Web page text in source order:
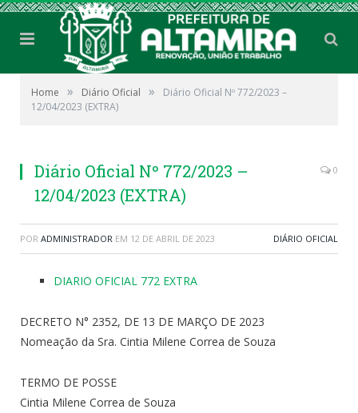
Home » Diário Oficial »
Diário Oficial Nº 772/2023 –
12/04/2023 (EXTRA)
Diário Oficial Nº 772/2023 –
12/04/2023 (EXTRA)
0
POR ADMINISTRADOR EM 12 DE ABRIL DE 2023 DIÁRIO OFICIAL
DIARIO OFICIAL 772 EXTRA
DECRETO N° 2352, DE 13 DE MARÇO DE 2023
Nomeação da Sra. Cintia Milene Correa de Souza
TERMO DE POSSE
Cintia Milene Correa de Souza